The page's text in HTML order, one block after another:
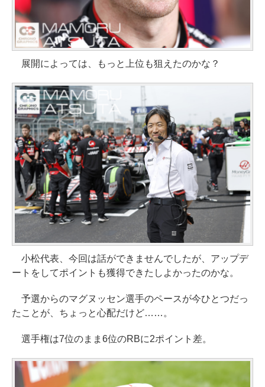
展開によっては、もっと上位も狙えたのかな？
小松代表、今回は話ができませんでしたが、アップデ
ートをしてポイントも獲得できたしよかったのかな。
予選からのマグヌッセン選手のペースが今ひとつだっ
たことが、ちょっと心配だけど……。
選手権は7位のまま6位のRBに2ポイント差。